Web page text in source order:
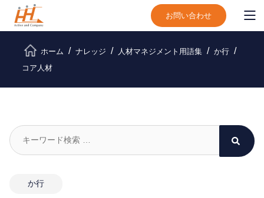
お問い合わせ
ホーム ナレッジ 人材マネジメント用語集
か行
コア人材
か行